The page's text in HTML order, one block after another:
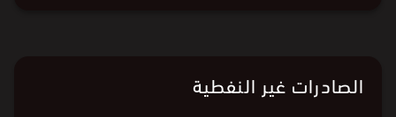
الصادرات غير النفطية